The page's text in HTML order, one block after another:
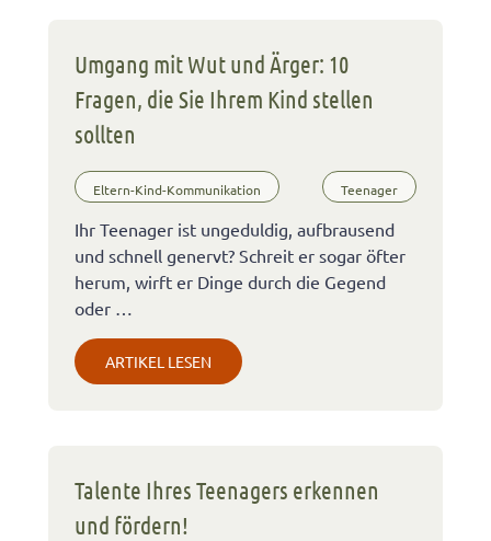
Umgang mit Wut und Ärger: 10
Fragen, die Sie Ihrem Kind stellen
sollten
Eltern-Kind-Kommunikation Teenager
Ihr Teenager ist ungeduldig, aufbrausend
und schnell genervt? Schreit er sogar öfter
herum, wirft er Dinge durch die Gegend
oder …
ARTIKEL LESEN
Talente Ihres Teenagers erkennen
und fördern!